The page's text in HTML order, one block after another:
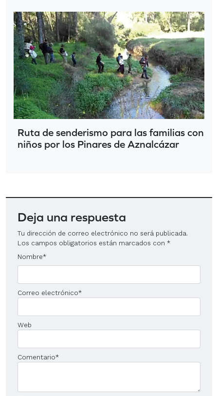
Ruta de senderismo para las familias con
niños por los Pinares de Aznalcázar
Deja una respuesta
Tu dirección de correo electrónico no será publicada.
Los campos obligatorios están marcados con *
Nombre*
Correo electrónico*
Web
Comentario*